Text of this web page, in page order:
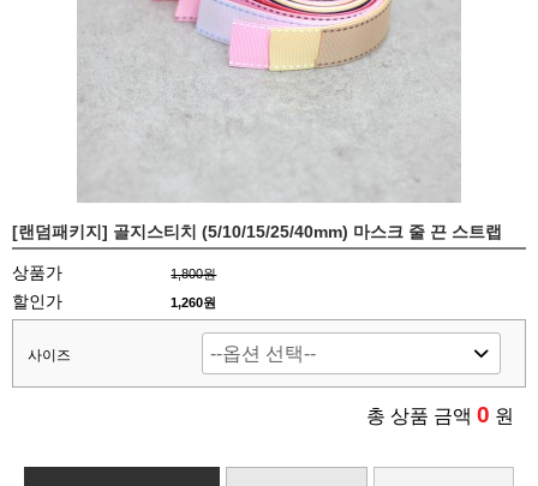
[랜덤패키지] 골지스티치 (5/10/15/25/40mm) 마스크 줄 끈 스트랩
상품가 1,800원
할인가 1,260원
사이즈
총 상품 금액 0 원